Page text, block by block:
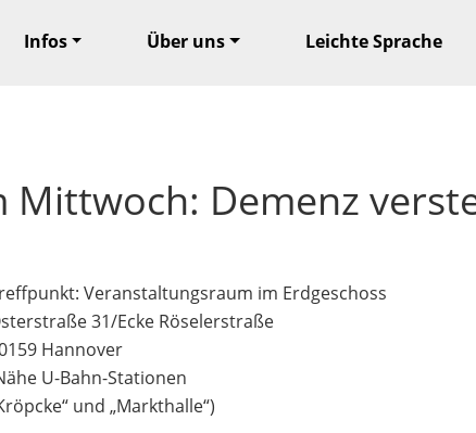
Infos Über uns Leichte Sprache
Demenz
Veranstaltungsraum im Erdgeschoss
31/Ecke Röselerstraße
Hannover
U-Bahn-Stationen
und „Markthalle“)